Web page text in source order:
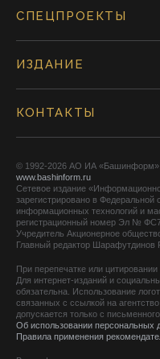
СПЕЦПРОЕКТЫ
ИЗДАНИЕ
КОНТАКТЫ
© 1992-2026 АО ИА «Башинформ».
www.bashinform.ru
Сетевое издание
зарегистрировано в Федеральной
информационных технологий и
регистрационный номер Эл №
Учредитель Акционерное
Главный редактор Шарафутдинов
При перепечатке или
Для интернет-изданий и
обязательна. Использование
связанных с ссылкой на
допускается только с
Об использовании персональных
Правила применения